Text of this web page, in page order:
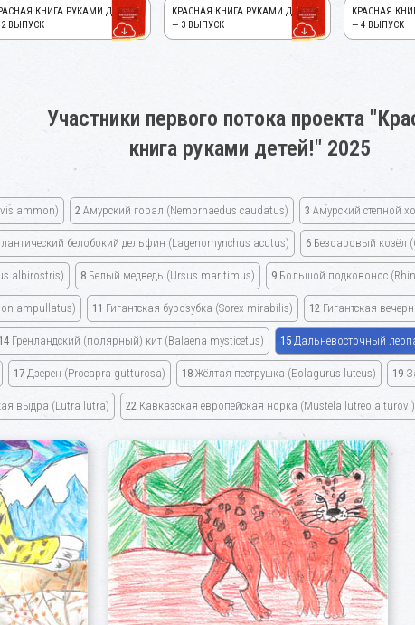
КНИГА РУКАМИ ДЕТЕЙ!
ВЫПУСК
КРАСНАЯ КНИГА РУКАМИ ДЕТЕЙ!
— 3 ВЫПУСК
КРАСНАЯ
— 4 ВЫПУСК
Участники первого потока проекта
книга руками детей!" 2025
ammon) 2 Амурский горал (Nemorhaedus caudatus) 3 Амурский степной
белобокий дельфин (Lagenorhynchus acutus) 6 Безоаровый козёл
albirostris) 8 Белый медведь (Ursus maritimus) 9 Большой подковонос
ampullatus) 11 Гигантская бурозубка (Sorex mirabilis) 12 Гигантская
14 Гренландский (полярный) кит (Balaena mysticetus) 15 Дальневосточный
17 Дзерен (Procapra gutturosa) 18 Жёлтая пеструшка (Eolagurus luteus) 19
выдра (Lutra lutra) 22 Кавказская европейская норка (Mustela lutreola turovi)